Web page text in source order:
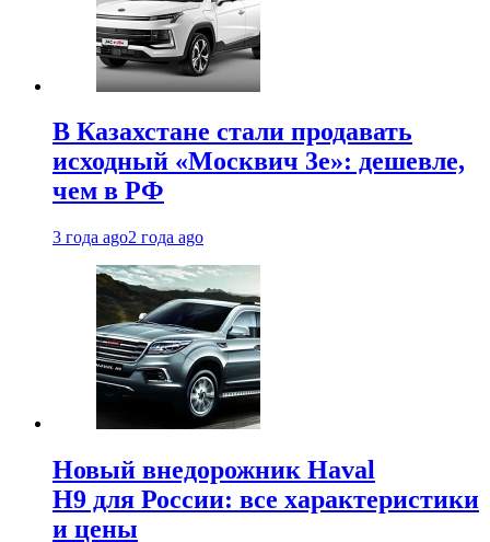
В Казахстане стали продавать
исходный «Москвич 3e»: дешевле,
чем в РФ
3 года ago2 года ago
Новый внедорожник Haval
H9 для России: все характеристики
и цены